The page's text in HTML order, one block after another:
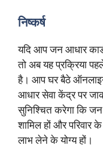
निष्कर्ष
यदि आप जन आधार
तो अब यह प्रक्रिया
है। आप घर बैठे
आधार सेवा केंद्र पर
सुनिश्चित करेगा कि
शामिल हों और परिवार
लाभ लेने के योग्य हों।